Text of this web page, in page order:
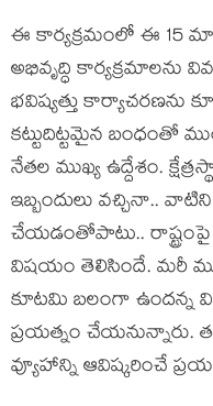
ఈ కార్య‌క్ర‌మంలో ఈ 15
అభివృద్ధి కార్య‌క్ర‌మాల‌ను
భ‌విష్య‌త్తు కార్యాచ‌ర‌ణ‌ను
క‌ట్టుదిట్ట‌మైన బంధంతో
నేత‌ల ముఖ్య ఉద్దేశం.
ఇబ్బందులు వ‌చ్చినా..
చేయ‌డంతోపాటు.. రాష్ట్రంపై
విష‌యం తెలిసిందే. మ‌రీ
కూట‌మి బ‌లంగా ఉంద‌న్న
ప్ర‌య‌త్నం చేయ‌నున్నారు.
వ్యూహాన్ని ఆవిష్క‌రించే